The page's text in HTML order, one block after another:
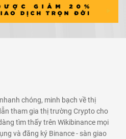
chóng, minh bạch về thị
tham gia thị trường Crypto cho
tìm thấy trên Wikibinance mọi
và đăng ký Binance - sàn giao